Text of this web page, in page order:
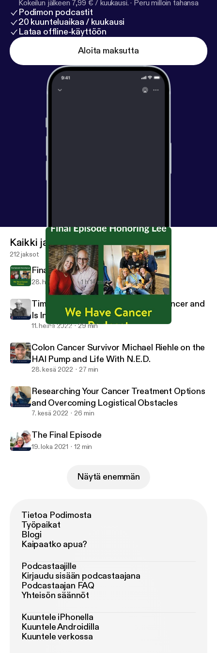
Kokeilun jälkeen 7,99 € / kuukausi. · Peru milloin tahansa
Podimon podcastit
20 kuunteluaikaa / kuukausi
Lataa offline-käyttöön
Aloita maksutta
Final Episode Honoring Lee
Kaikki jaksot
212 jaksot
Final Episode Honoring Lee
28. helmi 2024 1 h 14 min
Tim McDonald Is Fighting Colon Cancer and
Is In Search of a Liver Donor
11. heinä 2022 29 min
Colon Cancer Survivor Michael Riehle on the
HAI Pump and Life With N.E.D.
28. kesä 2022 27 min
Researching Your Cancer Treatment Options
and Overcoming Logistical Obstacles
7. kesä 2022 26 min
The Final Episode
19. loka 2021 12 min
Näytä enemmän
Tietoa Podimosta
Työpaikat
Blogi
Kaipaatko apua?
Podcastaajille
Kirjaudu sisään podcastaajana
Podcastaajan FAQ
Yhteisön säännöt
Kuuntele iPhonella
Kuuntele Androidilla
Kuuntele verkossa